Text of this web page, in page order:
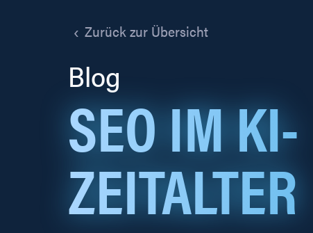
‹ Zurück zur Übersicht
Blog
SEO IM KI-
ZEITALTER